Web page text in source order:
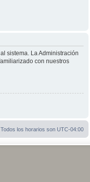
sistema. La Administración
con nuestros
Todos los horarios son UTC-04:00